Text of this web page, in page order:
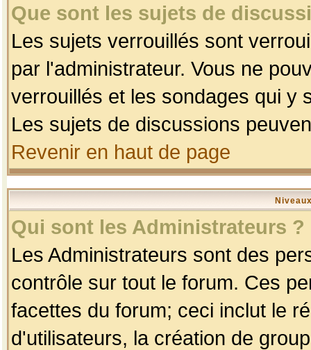
Que sont les sujets de
Les sujets verrouillés sont
par l'administrateur. Vous ne
verrouillés et les sondages qui y
Les sujets de discussions
Revenir en haut de page
Qui sont les Administrateurs ?
Les Administrateurs sont des
contrôle sur tout le forum. Ces
facettes du forum; ceci inclut le
d'utilisateurs, la création de